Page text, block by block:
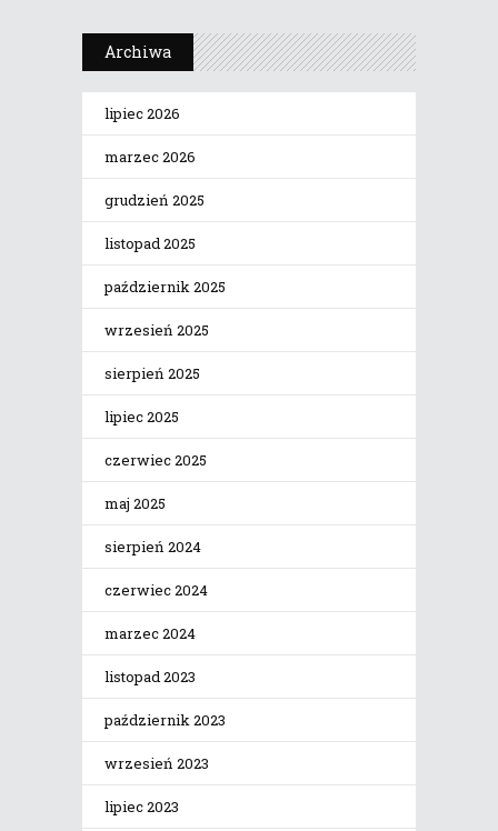
Archiwa
lipiec 2026
marzec 2026
grudzień 2025
listopad 2025
październik 2025
wrzesień 2025
sierpień 2025
lipiec 2025
czerwiec 2025
maj 2025
sierpień 2024
czerwiec 2024
marzec 2024
listopad 2023
październik 2023
wrzesień 2023
lipiec 2023